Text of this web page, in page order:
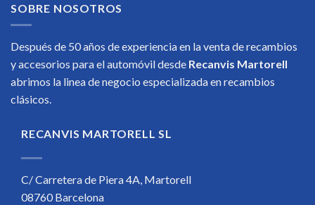
SOBRE NOSOTROS
Después de 50 años de experiencia en la venta de recambios
y accesorios para el automóvil desde Recanvis Martorell
abrimos la linea de negocio especializada en recambios
clásicos.
RECANVIS MARTORELL SL
C/ Carretera de Piera 4A, Martorell
08760 Barcelona